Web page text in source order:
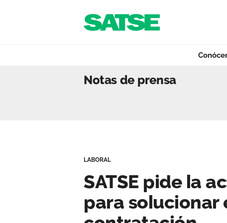
Navegación
Qué ofrecemos
Actualidad
SATSE pide la
Notas de prensa
LABORAL
SATSE pide la
para solucionar